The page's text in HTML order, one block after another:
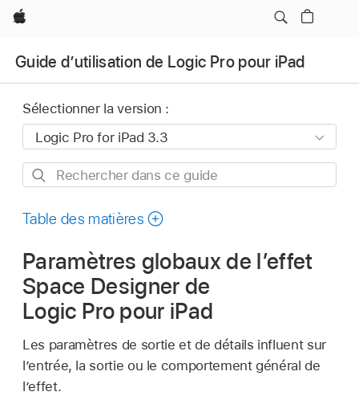
Apple
Guide d’utilisation de Logic Pro pour iPad
Sélectionner la version :
Rechercher
ce
Table des matières
Paramètres globaux de l’effet
Space Designer de
Logic Pro pour iPad
Les paramètres de sortie et de détails influent sur
l’entrée, la sortie ou le comportement général de
l’effet.